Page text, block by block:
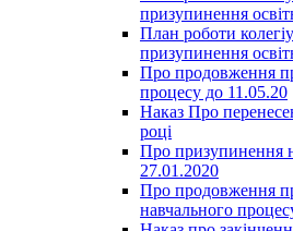
призупинення
План роботи
призупинення
Про продовження
процесу до 11.05.20
Наказ Про
році
Про призупинення
27.01.2020
Про продовження
навчального